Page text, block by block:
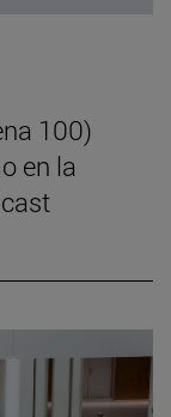
100)
en la